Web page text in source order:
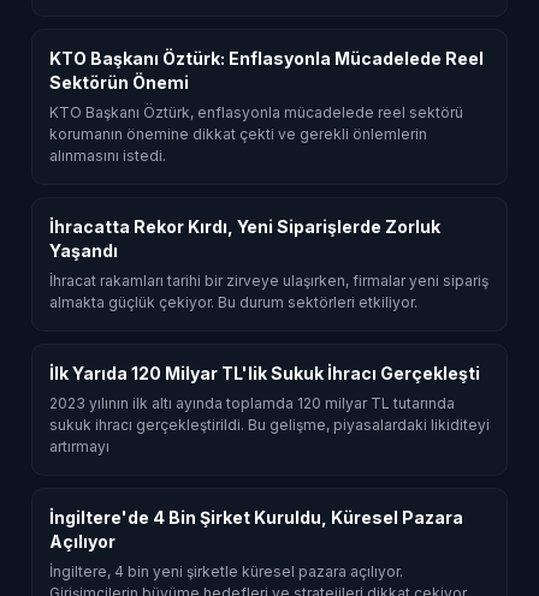
KTO Başkanı Öztürk: Enflasyonla Mücadelede Reel
Sektörün Önemi
KTO Başkanı Öztürk, enflasyonla mücadelede reel sektörü
korumanın önemine dikkat çekti ve gerekli önlemlerin
alınmasını istedi.
İhracatta Rekor Kırdı, Yeni Siparişlerde Zorluk
Yaşandı
İhracat rakamları tarihi bir zirveye ulaşırken, firmalar yeni sipariş
almakta güçlük çekiyor. Bu durum sektörleri etkiliyor.
İlk Yarıda 120 Milyar TL'lik Sukuk İhracı Gerçekleşti
2023 yılının ilk altı ayında toplamda 120 milyar TL tutarında
sukuk ihracı gerçekleştirildi. Bu gelişme, piyasalardaki likiditeyi
artırmayı
İngiltere'de 4 Bin Şirket Kuruldu, Küresel Pazara
Açılıyor
İngiltere, 4 bin yeni şirketle küresel pazara açılıyor.